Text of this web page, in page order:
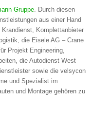
Gruppe. Durch diesen
aus einer Hand
Komplettanbieter
die Eisele AG – Crane
Projekt Engineering,
die Autodienst West
sowie die velsycon
und Spezialist im
und Montage gehören zu